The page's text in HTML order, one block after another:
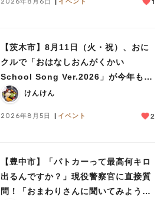
1
【茨木市】8月11日（火・祝）、おに
クルで「おはなしおんがくかい
School Song Ver.2026」が今年も開
催！テーマは「学校」♪
けんけん
2026年8月5日 イベント 2
【豊中市】「パトカーって最高何キロ
出るんですか？」現役警察官に直接質
問！「おまわりさんに聞いてみよう」